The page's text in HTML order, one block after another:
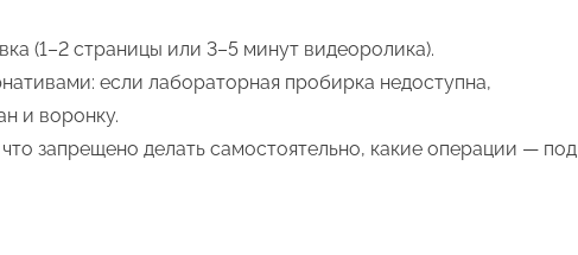
(1–2 страницы или 3–5 минут видеоролика).
если лабораторная пробирка недоступна,
и воронку.
запрещено делать самостоятельно, какие операции — под